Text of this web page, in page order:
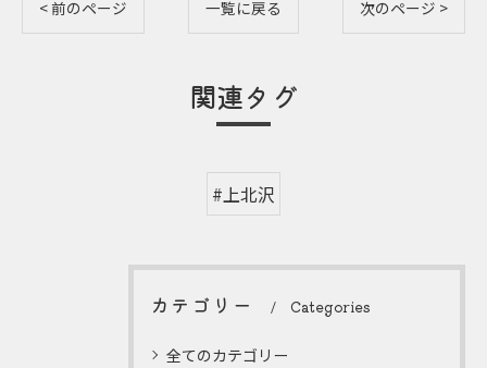
< 前のページ 一覧に戻る 次のページ >
関連タグ
#上北沢
カテゴリー Categories
全てのカテゴリー